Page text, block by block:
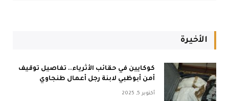
الأخيرة
كوكايين في حقائب الأثرياء.. تفاصيل توقيف
أمن أبوظبي لابنة رجل أعمال طنجاوي
أكتوبر 5, 2025